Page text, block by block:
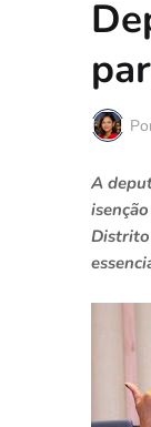
A
Distrito